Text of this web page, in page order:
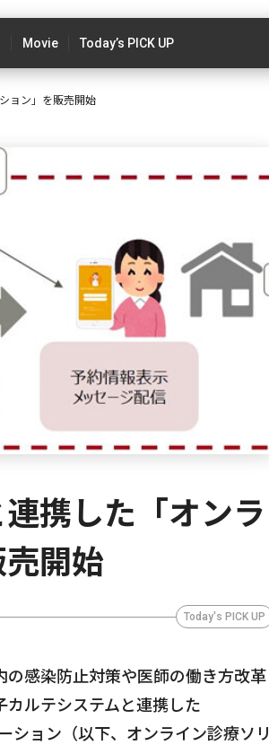
Movie Today’s PICK UP
ョン」を販売開始
携した「オンラ
開始
Today's PICK UP
感染防止対策や医師の働き方改革
ルテシステムと連携した
ション（以下、オンライン診療ソリ